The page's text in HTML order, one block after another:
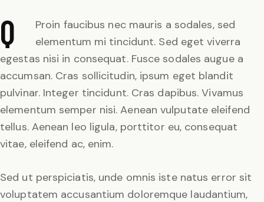
Q
Proin faucibus nec mauris a sodales, sed
elementum mi tincidunt. Sed eget viverra
egestas nisi in consequat. Fusce sodales augue a
accumsan. Cras sollicitudin, ipsum eget blandit
pulvinar. Integer tincidunt. Cras dapibus. Vivamus
elementum semper nisi. Aenean vulputate eleifend
tellus. Aenean leo ligula, porttitor eu, consequat
vitae, eleifend ac, enim.
Sed ut perspiciatis, unde omnis iste natus error sit
voluptatem accusantium doloremque laudantium,